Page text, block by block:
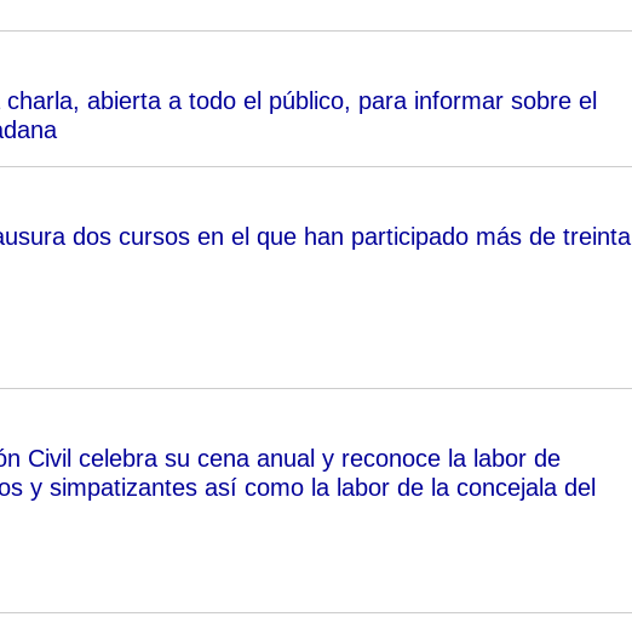
abierta a todo el público, para informar sobre el
dos cursos en el que han participado más de treinta
Civil celebra su cena anual y reconoce la labor de
y simpatizantes así como la labor de la concejala del